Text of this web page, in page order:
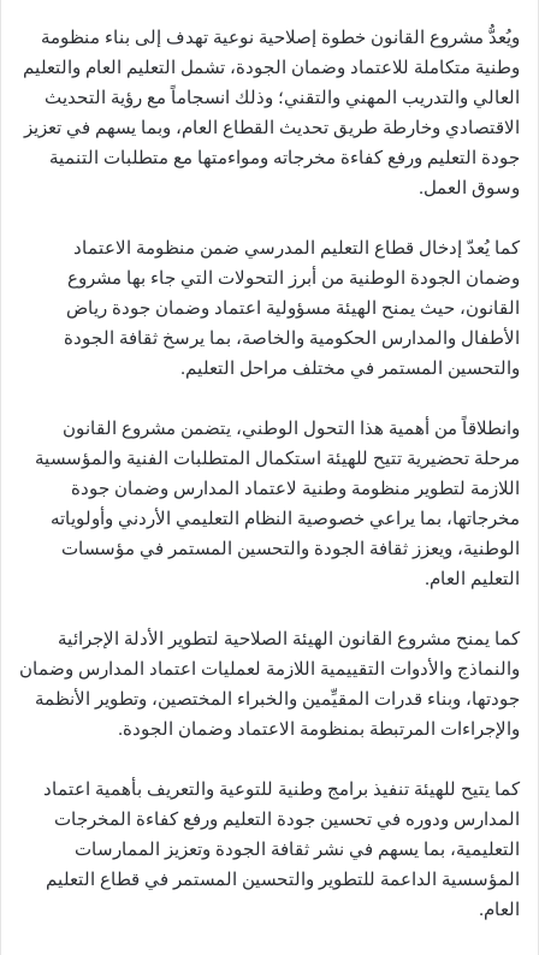
ويُعدُّ مشروع القانون خطوة إصلاحية نوعية تهدف إلى بناء منظومة
وطنية متكاملة للاعتماد وضمان الجودة، تشمل التعليم العام والتعليم
العالي والتدريب المهني والتقني؛ وذلك انسجاماً مع رؤية التحديث
الاقتصادي وخارطة طريق تحديث القطاع العام، وبما يسهم في تعزيز
جودة التعليم ورفع كفاءة مخرجاته ومواءمتها مع متطلبات التنمية
وسوق العمل.
كما يُعدّ إدخال قطاع التعليم المدرسي ضمن منظومة الاعتماد
وضمان الجودة الوطنية من أبرز التحولات التي جاء بها مشروع
القانون، حيث يمنح الهيئة مسؤولية اعتماد وضمان جودة رياض
الأطفال والمدارس الحكومية والخاصة، بما يرسخ ثقافة الجودة
والتحسين المستمر في مختلف مراحل التعليم.
وانطلاقاً من أهمية هذا التحول الوطني، يتضمن مشروع القانون
مرحلة تحضيرية تتيح للهيئة استكمال المتطلبات الفنية والمؤسسية
اللازمة لتطوير منظومة وطنية لاعتماد المدارس وضمان جودة
مخرجاتها، بما يراعي خصوصية النظام التعليمي الأردني وأولوياته
الوطنية، ويعزز ثقافة الجودة والتحسين المستمر في مؤسسات
التعليم العام.
كما يمنح مشروع القانون الهيئة الصلاحية لتطوير الأدلة الإجرائية
والنماذج والأدوات التقييمية اللازمة لعمليات اعتماد المدارس وضمان
جودتها، وبناء قدرات المقيِّمين والخبراء المختصين، وتطوير الأنظمة
والإجراءات المرتبطة بمنظومة الاعتماد وضمان الجودة.
كما يتيح للهيئة تنفيذ برامج وطنية للتوعية والتعريف بأهمية اعتماد
المدارس ودوره في تحسين جودة التعليم ورفع كفاءة المخرجات
التعليمية، بما يسهم في نشر ثقافة الجودة وتعزيز الممارسات
المؤسسية الداعمة للتطوير والتحسين المستمر في قطاع التعليم
العام.